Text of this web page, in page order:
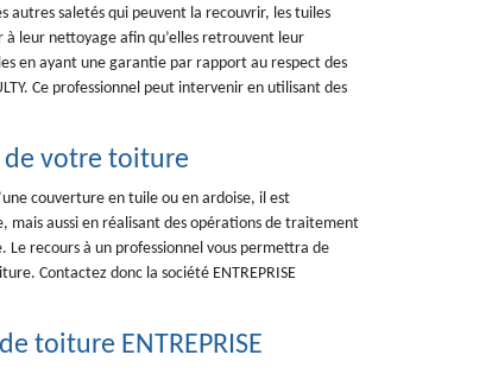
autres saletés qui peuvent la recouvrir, les tuiles
leur nettoyage afin qu’elles retrouvent leur
en ayant une garantie par rapport au respect des
Ce professionnel peut intervenir en utilisant des
de votre toiture
couverture en tuile ou en ardoise, il est
mais aussi en réalisant des opérations de traitement
recours à un professionnel vous permettra de
Contactez donc la société ENTREPRISE
toiture ENTREPRISE